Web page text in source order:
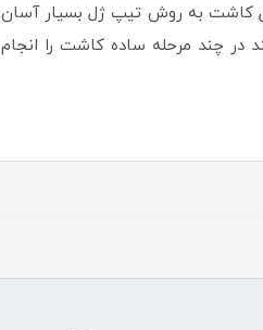
کاشت به روش تیپ ژل بسیار آسان
در چند مرحله ساده کاشت را انجام